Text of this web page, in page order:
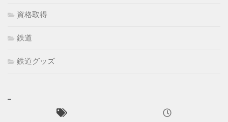
資格取得
鉄道
鉄道グッズ